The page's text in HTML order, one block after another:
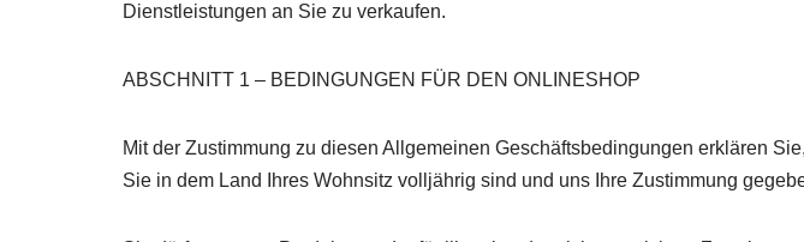
Dienstleistungen an Sie zu verkaufen.
ABSCHNITT 1 – BEDINGUNGEN FÜR DEN ONLINESHOP
Mit der Zustimmung zu diesen Allgemeinen Geschäftsbedingungen erklären
Sie in dem Land Ihres Wohnsitz volljährig sind und uns Ihre Zustimmung